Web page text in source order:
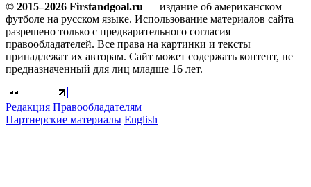
© 2015–2026 Firstandgoal.ru — издание об американском
футболе на русском языке. Использование материалов cайта
разрешено только с предварительного согласия
правообладателей. Все права на картинки и тексты
принадлежат их авторам. Сайт может содержать контент, не
предназначенный для лиц младше 16 лет.
Редакция Правообладателям
Партнерские материалы English